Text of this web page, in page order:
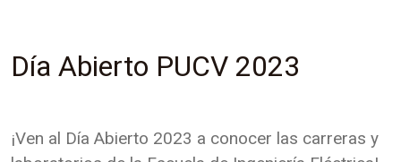
Día Abierto PUCV 2023
¡Ven al Día Abierto 2023 a conocer las carreras y